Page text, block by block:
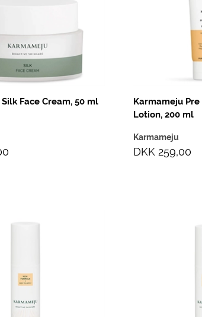
Face Cream, 50 ml
Karmameju
Lotion, 200 ml
Karmameju
DKK 259,00